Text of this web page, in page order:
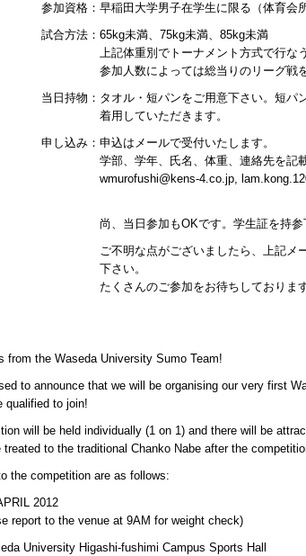
早稲田大学男子在学生に限る（体育会所属
：65kg未満、75kg未満、85kg未満
別でトーナメント方式で行なう予
によっては総当りのリーグ戦を行な
タオル・短パンをご用意下さい。短パンの
ていただきます。
：申込はメールで受付いたします。
年、氏名、体重、連絡先を記載
4.co.jp,
参加もOKです。学生証を持参下
点がございましたら、上記メール
い。
のご参加をお待ちしております！！！
from the Waseda University Sumo Team!
to announce that we will be organising our very first
qualified to join!
will be held individually (1 on 1) and there will be
treated to the traditional Chanko Nabe after the
the competition are as follows:
2012
report to the venue at 9AM for weight check)
University Higashi-fushimi Campus Sports Hall